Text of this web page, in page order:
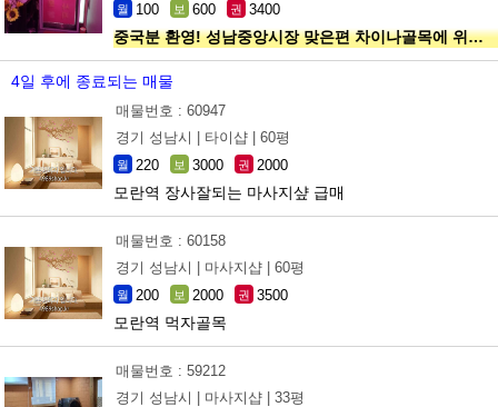
월 100 보 600 권 3400
중국분 환영! 성남중앙시장 맞은편 차이나골목에 위치한 마사지샵
4일 후에 종료되는 매물
매물번호 : 60947
경기 성남시 |
타이샵 | 60평
월 220 보 3000 권 2000
모란역 장사잘되는 마사지샾 급매
매물번호 : 60158
경기 성남시 |
마사지샵 | 60평
월 200 보 2000 권 3500
모란역 먹자골목
매물번호 : 59212
경기 성남시 |
마사지샵 | 33평